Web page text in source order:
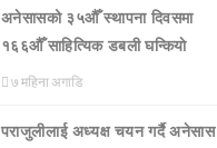
अनेसासको ३५औँ स्थापना दिवसमा
१६६औँ साहित्यिक डबली घन्कियाे
७ महिना अगाडि
पराजुलीलाई अध्यक्ष चयन गर्दै अनेसास